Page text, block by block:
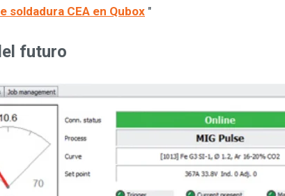
soldadura CEA en Qubox "
futuro